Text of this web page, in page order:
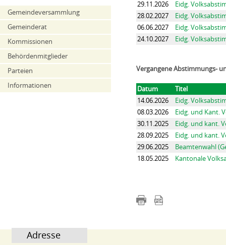
Gemeindeversammlung
Gemeinderat
Kommissionen
Behördenmitglieder
Parteien
Informationen
29.11.2026
Eidg.
28.02.2027
Eidg.
06.06.2027
Eidg.
24.10.2027
Eidg.
Vergangene Abstimmungs-
Datum
Titel
14.06.2026
Eidg.
08.03.2026
Eidg. und Kant.
30.11.2025
Eidg. und kant.
28.09.2025
Eidg. und kant.
29.06.2025
Beamtenwahl
18.05.2025
Kantonale
Adresse